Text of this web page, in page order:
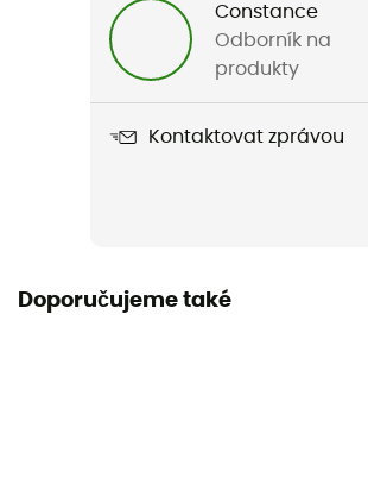
Název produktu
Bec étroit avec buse en silicone
Constance
Odborník na
produkty
Kontaktovat zprávou
Doporučujeme také